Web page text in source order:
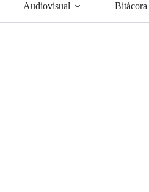
Audiovisual Bitácora